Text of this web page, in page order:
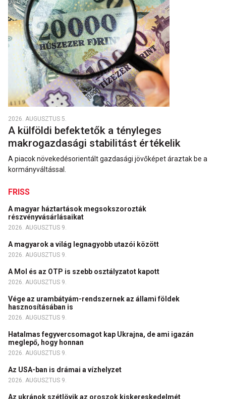
2026. AUGUSZTUS 5.
A külföldi befektetők a tényleges
makrogazdasági stabilitást értékelik
A piacok növekedésorientált gazdasági jövőképet áraztak be a
kormányváltással.
FRISS
A magyar háztartások megsokszorozták
részvényvásárlásaikat
2026. AUGUSZTUS 9.
A magyarok a világ legnagyobb utazói között
2026. AUGUSZTUS 9.
A Mol és az OTP is szebb osztályzatot kapott
2026. AUGUSZTUS 9.
Vége az urambátyám-rendszernek az állami földek
hasznosításában is
2026. AUGUSZTUS 9.
Hatalmas fegyvercsomagot kap Ukrajna, de ami igazán
meglepő, hogy honnan
2026. AUGUSZTUS 9.
Az USA-ban is drámai a vízhelyzet
2026. AUGUSZTUS 9.
Az ukránok szétlövik az oroszok kiskereskedelmét